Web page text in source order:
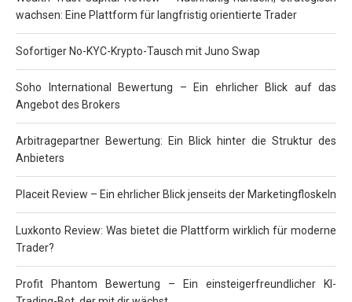
wachsen: Eine Plattform für langfristig orientierte Trader
Sofortiger No-KYC-Krypto-Tausch mit Juno Swap
Soho International Bewertung – Ein ehrlicher Blick auf das
Angebot des Brokers
Arbitragepartner Bewertung: Ein Blick hinter die Struktur des
Anbieters
Placeit Review – Ein ehrlicher Blick jenseits der Marketingfloskeln
Luxkonto Review: Was bietet die Plattform wirklich für moderne
Trader?
Profit Phantom Bewertung – Ein einsteigerfreundlicher KI-